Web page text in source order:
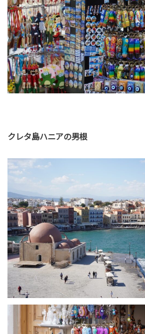
クレタ島ハニアの男根